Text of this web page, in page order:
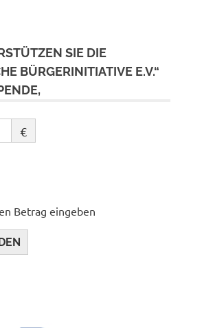
SIE DIE
BÜRGERINITIATIVE E.V.“
€
Betrag eingeben